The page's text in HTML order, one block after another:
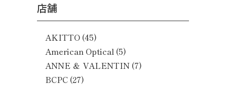
店舗
AKITTO (45)
American Optical (5)
ANNE ＆ VALENTIN (7)
BCPC (27)